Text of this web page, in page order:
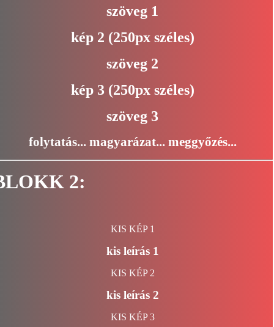
szöveg 1
kép 2 (250px széles)
szöveg 2
kép 3 (250px széles)
szöveg 3
folytatás... magyarázat... meggyőzés...
2:
KIS KÉP 1
kis leírás 1
KIS KÉP 2
kis leírás 2
KIS KÉP 3